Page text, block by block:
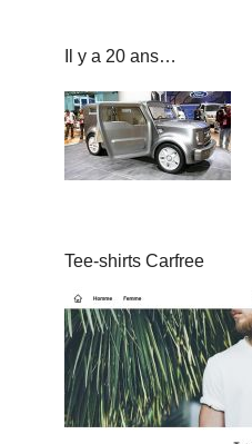
Il y a 20 ans…
Tee-shirts Carfree